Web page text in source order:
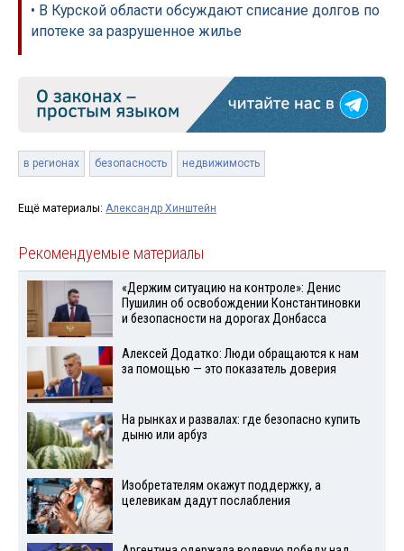
• В Курской области обсуждают списание долгов по
ипотеке за разрушенное жилье
в регионах безопасность недвижимость
Ещё материалы: Александр Хинштейн
Рекомендуемые материалы
«Держим ситуацию на контроле»: Денис
Пушилин об освобождении Константиновки
и безопасности на дорогах Донбасса
Алексей Додатко: Люди обращаются к нам
за помощью — это показатель доверия
На рынках и развалах: где безопасно купить
дыню или арбуз
Изобретателям окажут поддержку, а
целевикам дадут послабления